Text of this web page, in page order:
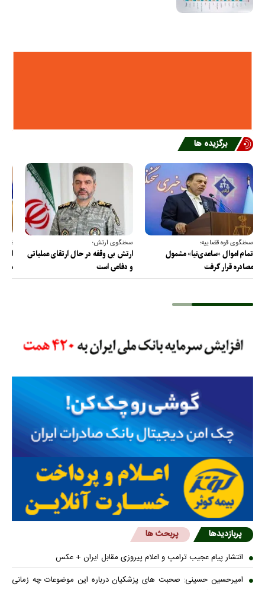
برگزیده ها
سخنگوی قوه قضاییه؛
تمام اموال «ساعدی‌نیا» مشمول
مصادره قرار گرفت
سخنگوی ارتش؛
ارتش بی وقفه در حال ارتقای عملیاتی
و دفاعی است
پربازدیدها پربحث ها
انتشار پیام عجیب ترامپ و اعلام پیروزی مقابل ایران + عکس
امیرحسین حسینی: صحبت های پزشکیان درباره این موضوعات چه زمانی